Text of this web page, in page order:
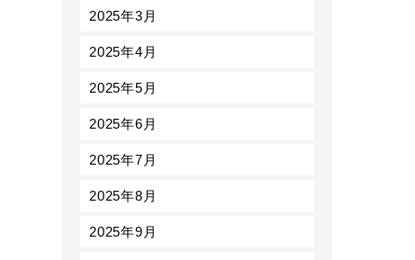
2025年3月
2025年4月
2025年5月
2025年6月
2025年7月
2025年8月
2025年9月